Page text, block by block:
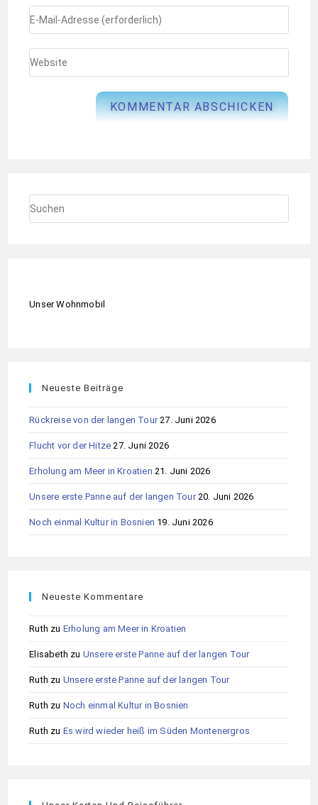
Unser Wohnmobil
Neueste Beiträge
Rückreise von der langen Tour 27. Juni 2026
Flucht vor der Hitze 27. Juni 2026
Erholung am Meer in Kroatien 21. Juni 2026
Unsere erste Panne auf der langen Tour 20. Juni 2026
Noch einmal Kultur in Bosnien 19. Juni 2026
Neueste Kommentare
Ruth zu Erholung am Meer in Kroatien
Elisabeth zu Unsere erste Panne auf der langen Tour
Ruth zu Unsere erste Panne auf der langen Tour
Ruth zu Noch einmal Kultur in Bosnien
Ruth zu Es wird wieder heiß im Süden Montenergros